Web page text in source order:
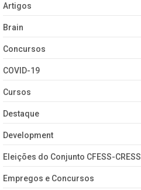
Artigos
Brain
Concursos
COVID-19
Cursos
Destaque
Development
Eleições do Conjunto CFESS-CRESS
Empregos e Concursos